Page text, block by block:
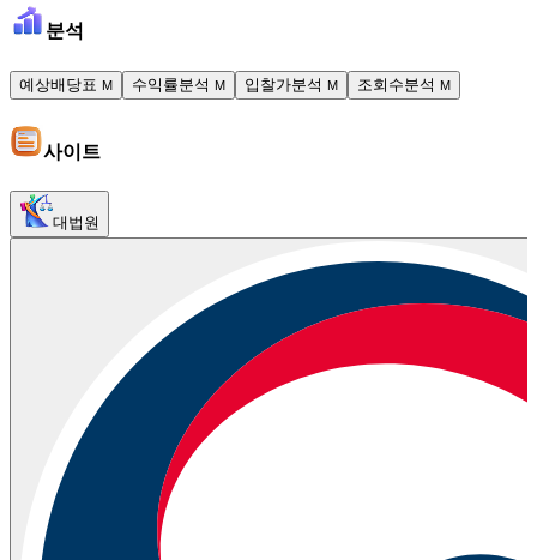
분석
예상배당표 M 수익률분석 M 입찰가분석 M 조회수분석 M
사이트
대법원